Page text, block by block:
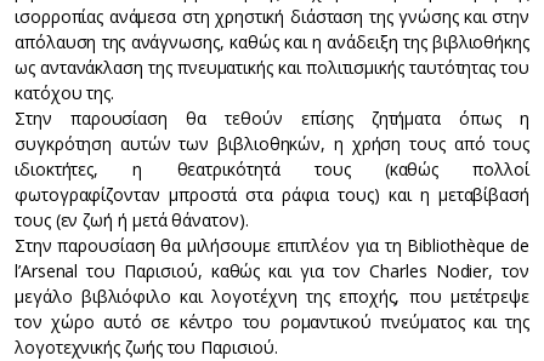
ισορροπίας ανάμεσα στη χρηστική διάσταση της γνώσης και στην
απόλαυση της ανάγνωσης, καθώς και η ανάδειξη της βιβλιοθήκης
ως αντανάκλαση της πνευματικής και πολιτισμικής ταυτότητας του
κατόχου της.
Στην παρουσίαση θα τεθούν επίσης ζητήματα όπως η
συγκρότηση αυτών των βιβλιοθηκών, η χρήση τους από τους
ιδιοκτήτες, η θεατρικότητά τους (καθώς πολλοί
φωτογραφίζονταν μπροστά στα ράφια τους) και η μεταβίβασή
τους (εν ζωή ή μετά θάνατον).
Στην παρουσίαση θα μιλήσουμε επιπλέον για τη Bibliothèque de
l’Arsenal του Παρισιού, καθώς και για τον Charles Nodier, τον
μεγάλο βιβλιόφιλο και λογοτέχνη της εποχής, που μετέτρεψε
τον χώρο αυτό σε κέντρο του ρομαντικού πνεύματος και της
λογοτεχνικής ζωής του Παρισιού.